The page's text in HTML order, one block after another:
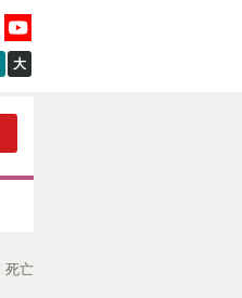
大
死亡